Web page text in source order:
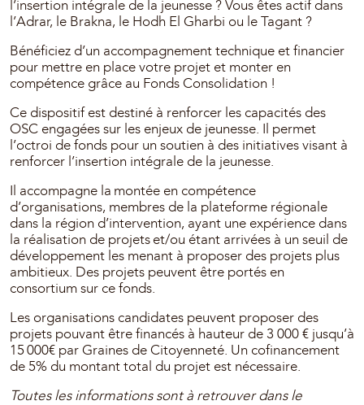
l’insertion intégrale de la jeunesse ? Vous êtes actif dans
l’Adrar, le Brakna, le Hodh El Gharbi ou le Tagant ?
Bénéficiez d’un accompagnement technique et financier
pour mettre en place votre projet et monter en
compétence grâce au Fonds Consolidation !
Ce dispositif est destiné à renforcer les capacités des
OSC engagées sur les enjeux de jeunesse. Il permet
l’octroi de fonds pour un soutien à des initiatives visant à
renforcer l’insertion intégrale de la jeunesse.
Il accompagne la montée en compétence
d’organisations, membres de la plateforme régionale
dans la région d’intervention, ayant une expérience dans
la réalisation de projets et/ou étant arrivées à un seuil de
développement les menant à proposer des projets plus
ambitieux. Des projets peuvent être portés en
consortium sur ce fonds.
Les organisations candidates peuvent proposer des
projets pouvant être financés à hauteur de 3 000 € jusqu’à
15 000€ par Graines de Citoyenneté. Un cofinancement
de 5% du montant total du projet est nécessaire.
Toutes les informations sont à retrouver dans le